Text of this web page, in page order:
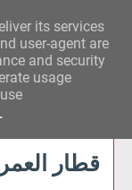
قطار العمر
its services
user-agent are
and security
usage